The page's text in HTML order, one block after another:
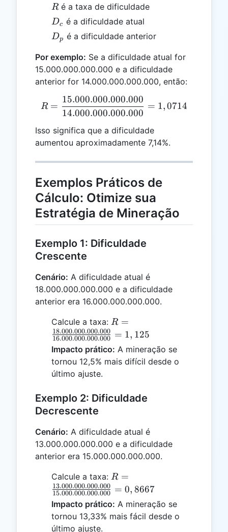
R
Ré a taxa de dificuldade
D_c
Dc é a dificuldade atual
D_p
Dp é a dificuldade anterior
Por exemplo: Se a dificuldade atual for
15.000.000.000.000 e a dificuldade
anterior for 14.000.000.000.000, então:
R =
R =
14.000.000.000.000
15.000.000.000.000
= 1,0714
Isso significa que a dificuldade
aumentou aproximadamente 7,14%.
Exemplos Práticos de
Cálculo: Otimize sua
Estratégia de Mineração
Exemplo 1: Dificuldade
Crescente
Cenário: A dificuldade atual é
18.000.000.000.000 e a dificuldade
anterior era 16.000.000.000.000.
Calcule a taxa: R =
\frac{18.000.000.000.000}
{16.000.000.000.000} =
1,125
R =
16.000.000.000.000
18.000.000.000.000 = 1, 125
Impacto prático: A mineração se
tornou 12,5% mais difícil desde o
último ajuste.
Exemplo 2: Dificuldade
Decrescente
Cenário: A dificuldade atual é
13.000.000.000.000 e a dificuldade
anterior era 15.000.000.000.000.
Calcule a taxa: R =
\frac{13.000.000.000.000}
{15.000.000.000.000} =
0,8667
R =
15.000.000.000.000
13.000.000.000.000 = 0, 8667
Impacto prático: A mineração se
tornou 13,33% mais fácil desde o
último ajuste.